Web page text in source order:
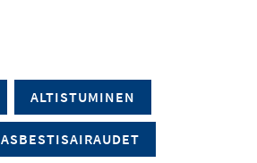
ALTISTUMINEN
ASBESTISAIRAUDET